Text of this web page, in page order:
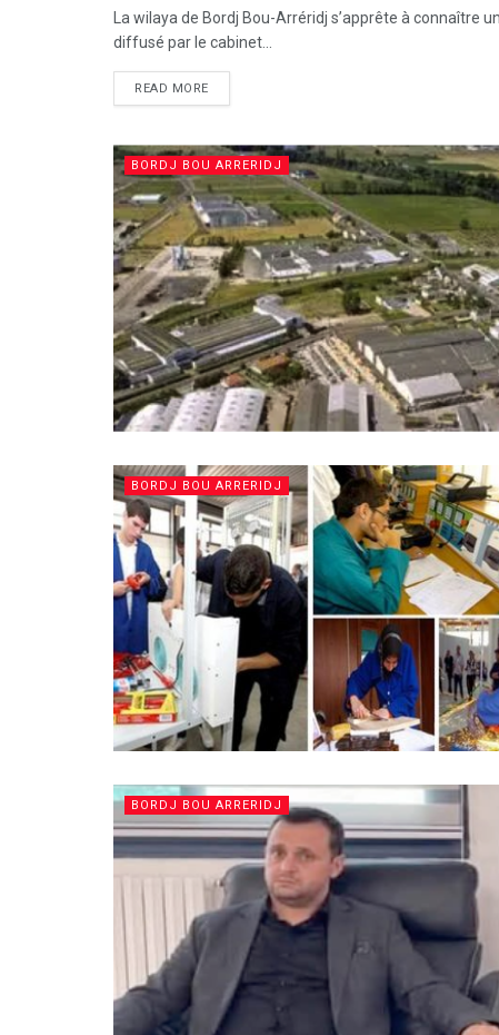
La wilaya de Bordj Bou-Arréridj s’apprête à connaître
diffusé par le cabinet...
READ MORE
BORDJ BOU ARRERIDJ
BORDJ BOU ARRERIDJ
BORDJ BOU ARRERIDJ